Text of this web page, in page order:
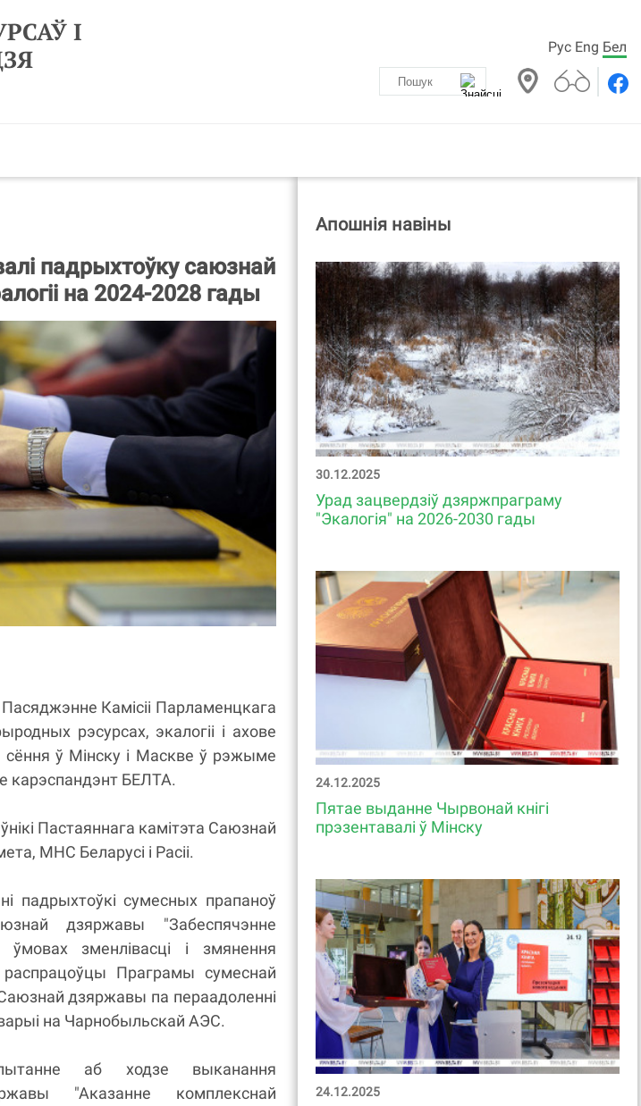
І
Рус Eng Бел
падрыхтоўку саюзнай
на 2024-2028 гады
Камісіі Парламенцкага
рэсурсах, экалогіі і ахове
сёння ў Мінску і Маскве ў рэжыме
карэспандэнт БЕЛТА.
Пастаяннага камітэта Саюзнай
МНС Беларусі і Расіі.
падрыхтоўкі сумесных прапаноў
дзяржавы "Забеспячэнне
ўмовах зменлівасці і змянення
Праграмы сумеснай
Саюзнай дзяржавы па пераадоленні
на Чарнобыльскай АЭС.
аб ходзе выканання
"Аказанне комплекснай
Апошнія навіны
30.12.2025
Урад зацвердзіў дзяржпраграму
"Экалогія" на 2026-2030 гады
24.12.2025
Пятае выданне Чырвонай кнігі
прэзентавалі ў Мінску
24.12.2025